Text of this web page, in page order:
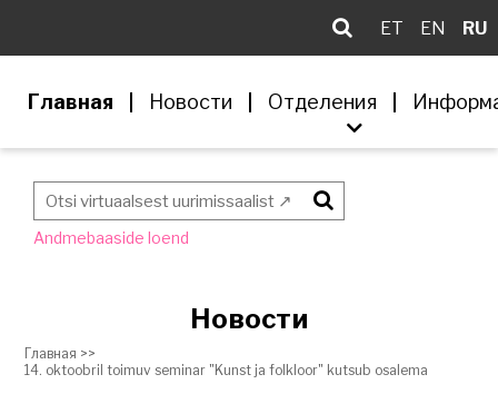
ET EN RU
Главная Новости Отделения
Otsi
Andmebaaside loend
Новости
Главная >>
14. oktoobril toimuv seminar "Kunst ja folkloor" kutsub osalema